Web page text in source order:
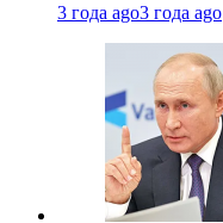
3 года ago3 года ago